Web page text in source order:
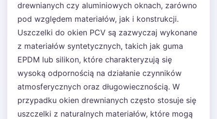
drewnianych czy aluminiowych oknach, zarówno
pod względem materiałów, jak i konstrukcji.
Uszczelki do okien PCV są zazwyczaj wykonane
z materiałów syntetycznych, takich jak guma
EPDM lub silikon, które charakteryzują się
wysoką odpornością na działanie czynników
atmosferycznych oraz długowiecznością. W
przypadku okien drewnianych często stosuje się
uszczelki z naturalnych materiałów, które mogą